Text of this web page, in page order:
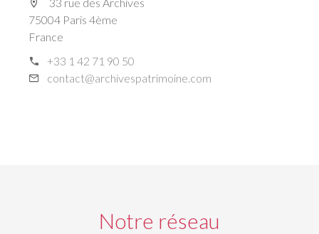
75004 Paris 4ème
France
+33 1 42 71 90 50
contact@archivespatrimoine.com
Notre réseau